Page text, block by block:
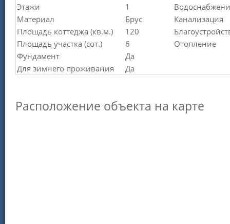
Этажи
1
Материал
Брус
Площадь коттеджа (кв.м.)
120
Площадь участка (сот.)
6
Фундамент
Да
Для зимнего проживания
Да
Канализация
Отопление
Расположение объекта на карте